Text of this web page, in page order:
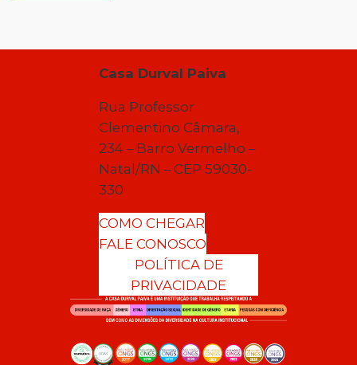
Casa Durval Paiva
Rua Professor
Clementino Câmara,
234 – Barro Vermelho –
Natal/RN – CEP 59030-
330
COMO CHEGAR
FALE CONOSCO
POLÍTICA DE
PRIVACIDADE